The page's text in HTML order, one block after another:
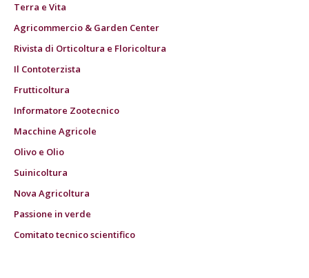
Terra e Vita
Agricommercio & Garden Center
Rivista di Orticoltura e Floricoltura
Il Contoterzista
Frutticoltura
Informatore Zootecnico
Macchine Agricole
Olivo e Olio
Suinicoltura
Nova Agricoltura
Passione in verde
Comitato tecnico scientifico